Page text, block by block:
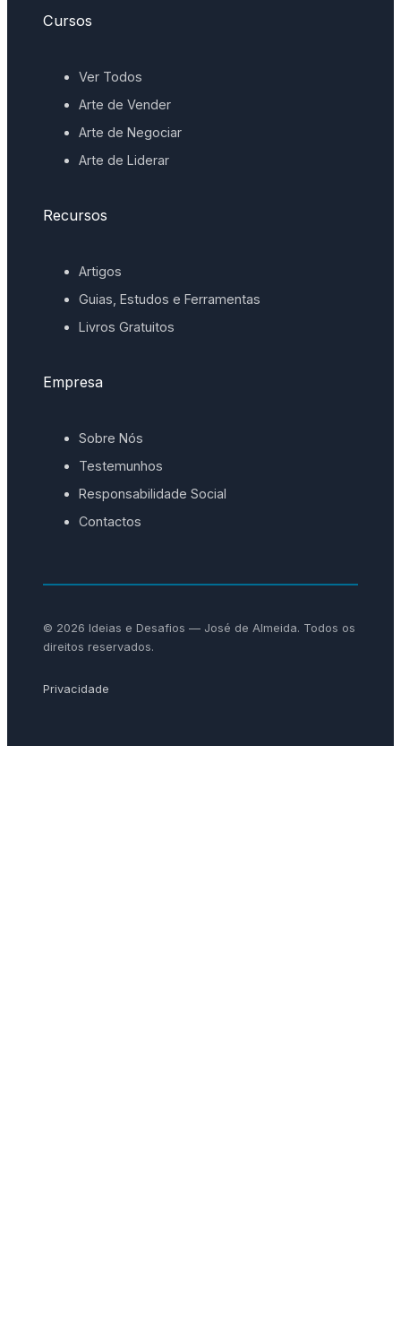
Cursos
Ver Todos
Arte de Vender
Arte de Negociar
Arte de Liderar
Recursos
Artigos
Guias, Estudos e Ferramentas
Livros Gratuitos
Empresa
Sobre Nós
Testemunhos
Responsabilidade Social
Contactos
© 2026 Ideias e Desafios — José de Almeida. Todos os
direitos reservados.
Privacidade